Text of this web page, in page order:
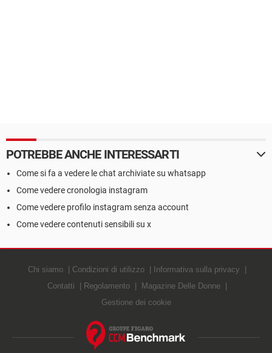
POTREBBE ANCHE INTERESSARTI
Come si fa a vedere le chat archiviate su whatsapp
Come vedere cronologia instagram
Come vedere profilo instagram senza account
Come vedere contenuti sensibili su x
Chi siamo Condizioni di utilizzo
Informativa sulla privacy
Contatti
Regolamento
Magazine Delle Donne
Gestione dei cookie